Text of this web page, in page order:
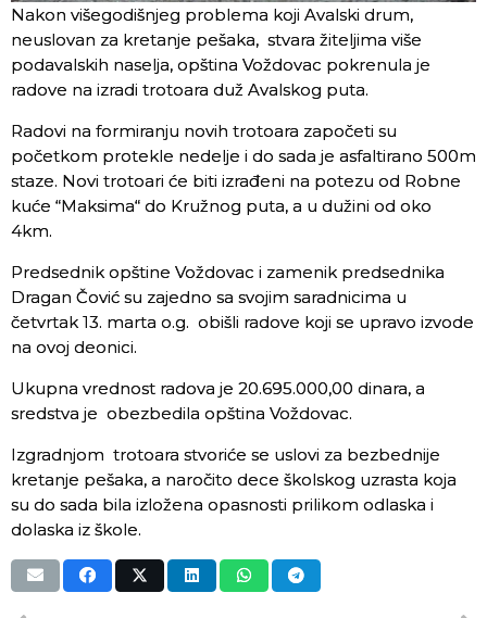
Nakon višegodišnjeg problema koji Avalski drum,
neuslovan za kretanje pešaka, stvara žiteljima više
podavalskih naselja, opština Voždovac pokrenula je
radove na izradi trotoara duž Avalskog puta.
Radovi na formiranju novih trotoara započeti su
početkom protekle nedelje i do sada je asfaltirano 500m
staze. Novi trotoari će biti izrađeni na potezu od Robne
kuće “Maksima“ do Kružnog puta, a u dužini od oko
4km.
Predsednik opštine Voždovac i zamenik predsednika
Dragan Čović su zajedno sa svojim saradnicima u
četvrtak 13. marta o.g. obišli radove koji se upravo izvode
na ovoj deonici.
Ukupna vrednost radova je 20.695.000,00 dinara, a
sredstva je obezbedila opština Voždovac.
Izgradnjom trotoara stvoriće se uslovi za bezbednije
kretanje pešaka, a naročito dece školskog uzrasta koja
su do sada bila izložena opasnosti prilikom odlaska i
dolaska iz škole.